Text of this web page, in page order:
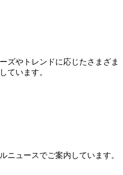
ズやトレンドに応じたさまざま
ています。
ニュースでご案内しています。